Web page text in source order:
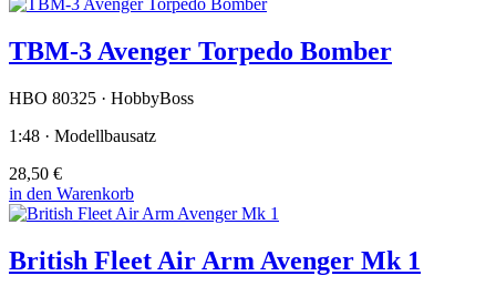
TBM-3 Avenger Torpedo Bomber
HBO 80325 · HobbyBoss
1:48 · Modellbausatz
28,50 €
in den Warenkorb
British Fleet Air Arm Avenger Mk 1